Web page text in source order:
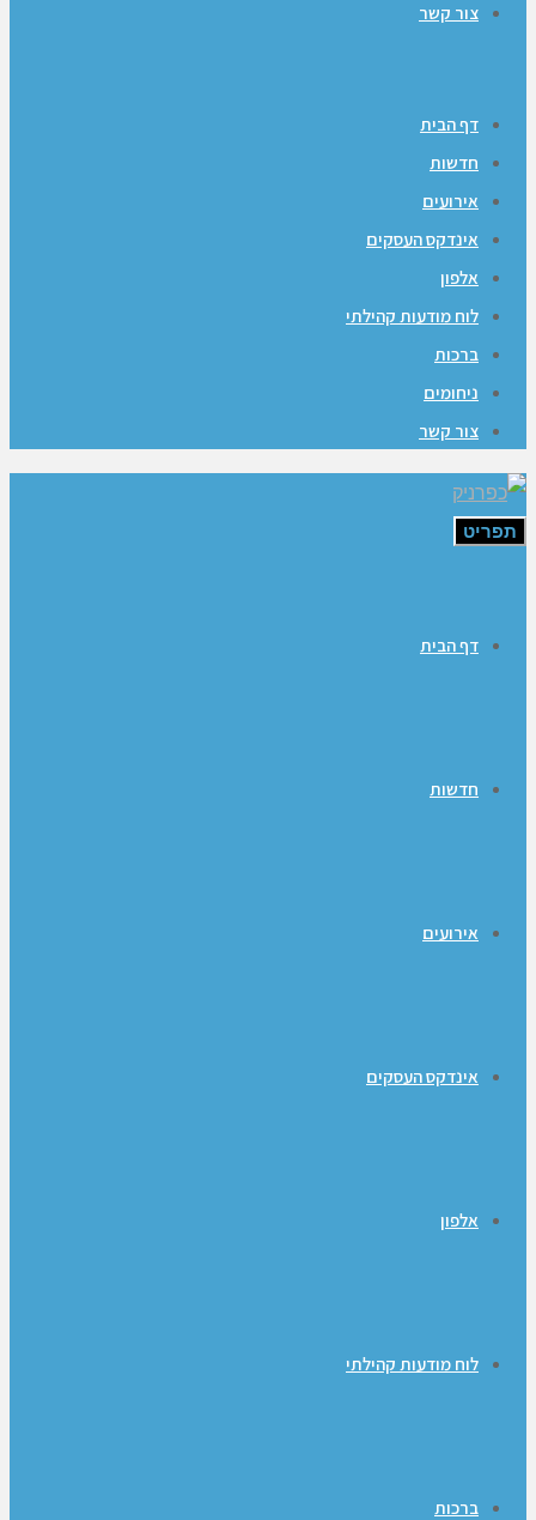
צור קשר
דף הבית
חדשות
אירועים
אינדקס העסקים
אלפון
לוח מודעות קהילתי
ברכות
ניחומים
צור קשר
תפריט
דף הבית
חדשות
אירועים
אינדקס העסקים
אלפון
לוח מודעות קהילתי
ברכות